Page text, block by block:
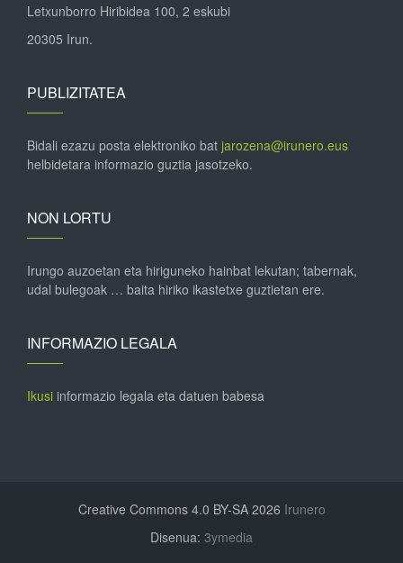
Letxunborro Hiribidea 100, 2 eskubi
20305 Irun.
PUBLIZITATEA
Bidali ezazu posta elektroniko bat jarozena@irunero.eus
helbidetara informazio guztia jasotzeko.
NON LORTU
Irungo auzoetan eta hiriguneko hainbat lekutan; tabernak,
udal bulegoak … baita hiriko ikastetxe guztietan ere.
INFORMAZIO LEGALA
Ikusi informazio legala eta datuen babesa
Creative Commons 4.0 BY-SA 2026 Irunero
Disenua: 3ymedia